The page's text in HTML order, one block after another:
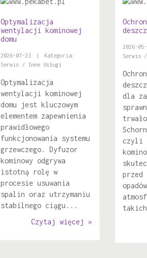
Optymalizacja
wentylacji kominowej
domu
2026-07-23 |
Kategoria:
Serwis / Inne Usługi
Optymalizacja
wentylacji kominowej
domu jest kluczowym
elementem zapewnienia
prawidłowego
funkcjonowania systemu
grzewczego. Dyfuzor
kominowy odgrywa
istotną rolę w
procesie usuwania
spalin oraz utrzymaniu
stabilnego ciągu...
Czytaj więcej »
2026-
Serwis
dla
czyli
przed
opadów